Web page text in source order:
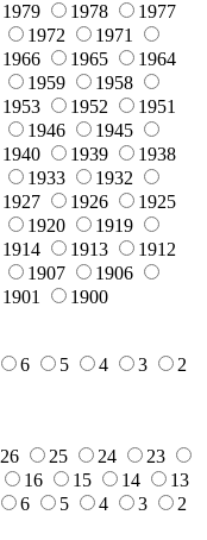
1979 1978
1977
1972
1971
1966 1965
1964
1959
1958
1953 1952
1951
1946
1945
1940 1939
1938
1933
1932
1927 1926
1925
1920
1919
1914 1913
1912
1907
1906
1901 1900
6 5 4 3
2
26 25 24
23
16 15 14
13
6 5 4 3
2